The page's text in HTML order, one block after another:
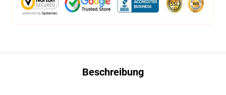
Beschreibung